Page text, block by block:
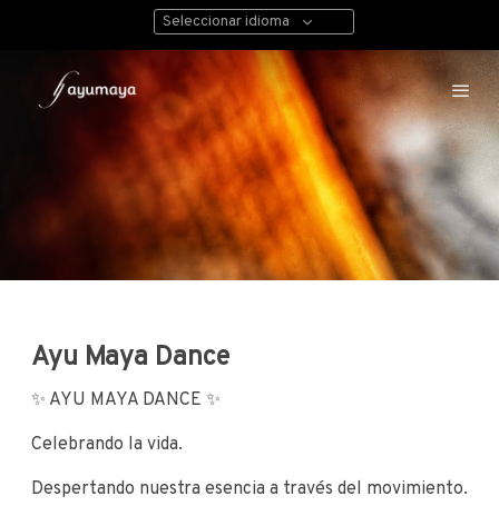
Seleccionar idioma
Ayu Maya Dance
✨ AYU MAYA DANCE ✨
Celebrando la vida.
Despertando nuestra esencia a través del movimiento.